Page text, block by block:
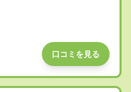
口コミを見る